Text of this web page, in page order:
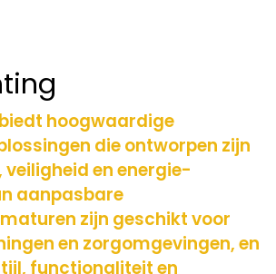
hoogwaardige
die ontworpen zijn
en energie-
aanpasbare
zijn geschikt voor
en zorgomgevingen, en
functionaliteit en